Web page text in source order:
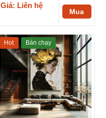
Giá: Liên hệ
Mua
Hot Bán chạy